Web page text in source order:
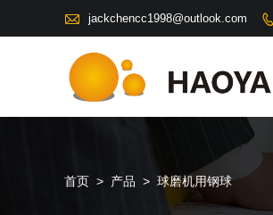
 jackchencc1998@outlook.com 
首页 > 产品 > 球磨机用钢球